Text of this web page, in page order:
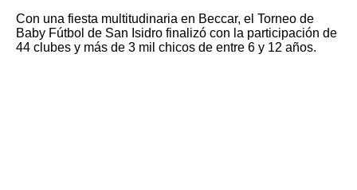
Con una fiesta multitudinaria en Beccar, el Torneo de
Baby Fútbol de San Isidro finalizó con la participación de
44 clubes y más de 3 mil chicos de entre 6 y 12 años.